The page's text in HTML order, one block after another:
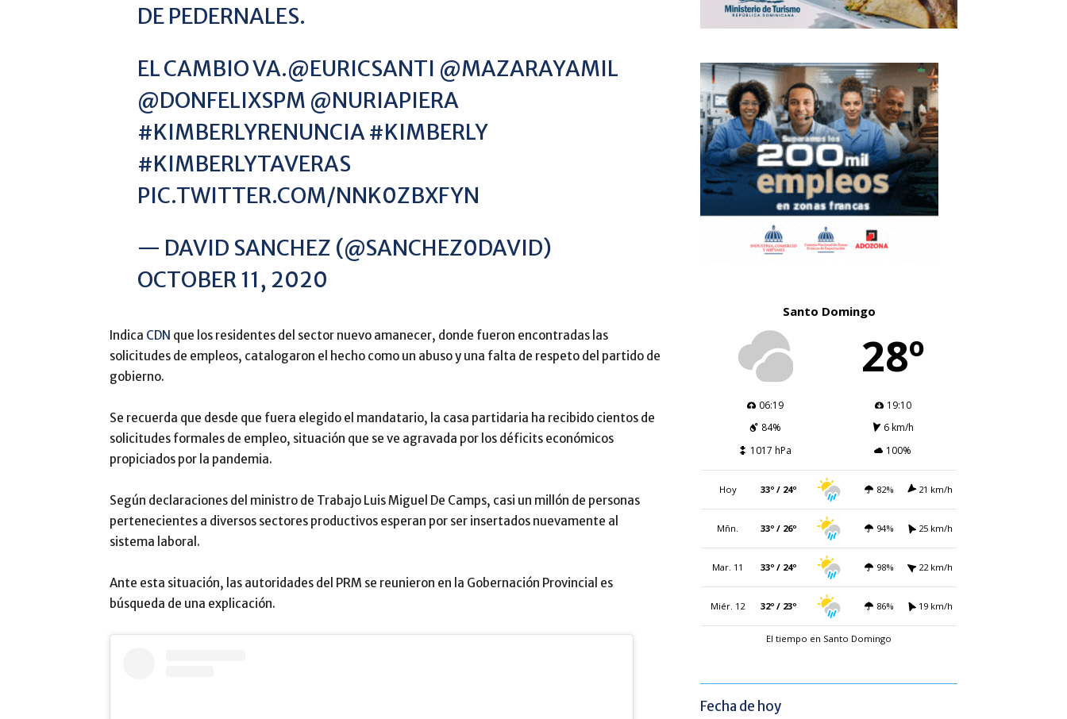
DE PEDERNALES.
EL CAMBIO VA.@EURICSANTI @MAZARAYAMIL
@DONFELIXSPM @NURIAPIERA
#KIMBERLYRENUNCIA #KIMBERLY
#KIMBERLYTAVERAS
PIC.TWITTER.COM/NNK0ZBXFYN
— DAVID SANCHEZ (@SANCHEZ0DAVID)
OCTOBER 11, 2020
Indica CDN que los residentes del sector nuevo amanecer, donde fueron encontradas las
solicitudes de empleos, catalogaron el hecho como un abuso y una falta de respeto del partido de
gobierno.
Se recuerda que desde que fuera elegido el mandatario, la casa partidaria ha recibido cientos de
solicitudes formales de empleo, situación que se ve agravada por los déficits económicos
propiciados por la pandemia.
Según declaraciones del ministro de Trabajo Luis Miguel De Camps, casi un millón de personas
pertenecientes a diversos sectores productivos esperan por ser insertados nuevamente al
sistema laboral.
Ante esta situación, las autoridades del PRM se reunieron en la Gobernación Provincial es
búsqueda de una explicación.
Santo Domingo
28º
06:19
19:10
84%
6 km/h
1017 hPa
100%
Hoy 33º / 24º 82% 21 km/h
Mñn. 33º / 26º 94% 25 km/h
Mar. 11 33º / 24º 98% 22 km/h
Miér. 12 32º / 23º 86% 19 km/h
El tiempo en Santo Domingo
Fecha de hoy